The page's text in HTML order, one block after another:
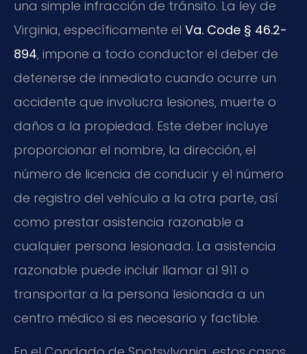
una simple infracción de tránsito. La ley de
Virginia, específicamente el Va. Code § 46.2-
894, impone a todo conductor el deber de
detenerse de inmediato cuando ocurre un
accidente que involucra lesiones, muerte o
daños a la propiedad. Este deber incluye
proporcionar el nombre, la dirección, el
número de licencia de conducir y el número
de registro del vehículo a la otra parte, así
como prestar asistencia razonable a
cualquier persona lesionada. La asistencia
razonable puede incluir llamar al 911 o
transportar a la persona lesionada a un
centro médico si es necesario y factible.